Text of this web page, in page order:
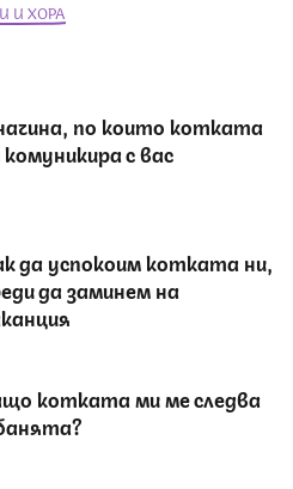
И ХОРА
по които котката
комуникира с вас
да успокоим котката ни,
да заминем на
котката ми ме следва